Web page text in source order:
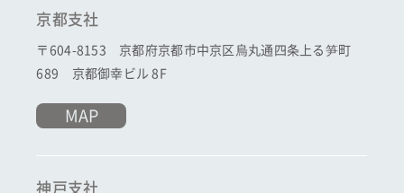
京都支社
〒604-8153 京都府京都市中京区烏丸通四条上る笋町
689 京都御幸ビル 8F
MAP
神戸支社